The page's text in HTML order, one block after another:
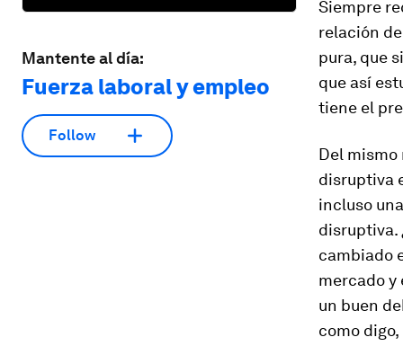
Mantente al día:
Fuerza laboral y empleo
Follow
Siempre
relación
pura, que
que así
tiene el
Del
disruptiva
incluso
disruptiva.
cambiado
mercado y
un buen
como